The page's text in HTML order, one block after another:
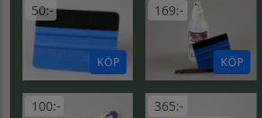
50:-
KÖP
169:-
KÖP
100:- 365:-